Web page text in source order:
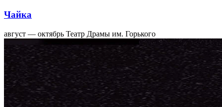
Чайка
август — октябрь Театр Драмы им. Горького